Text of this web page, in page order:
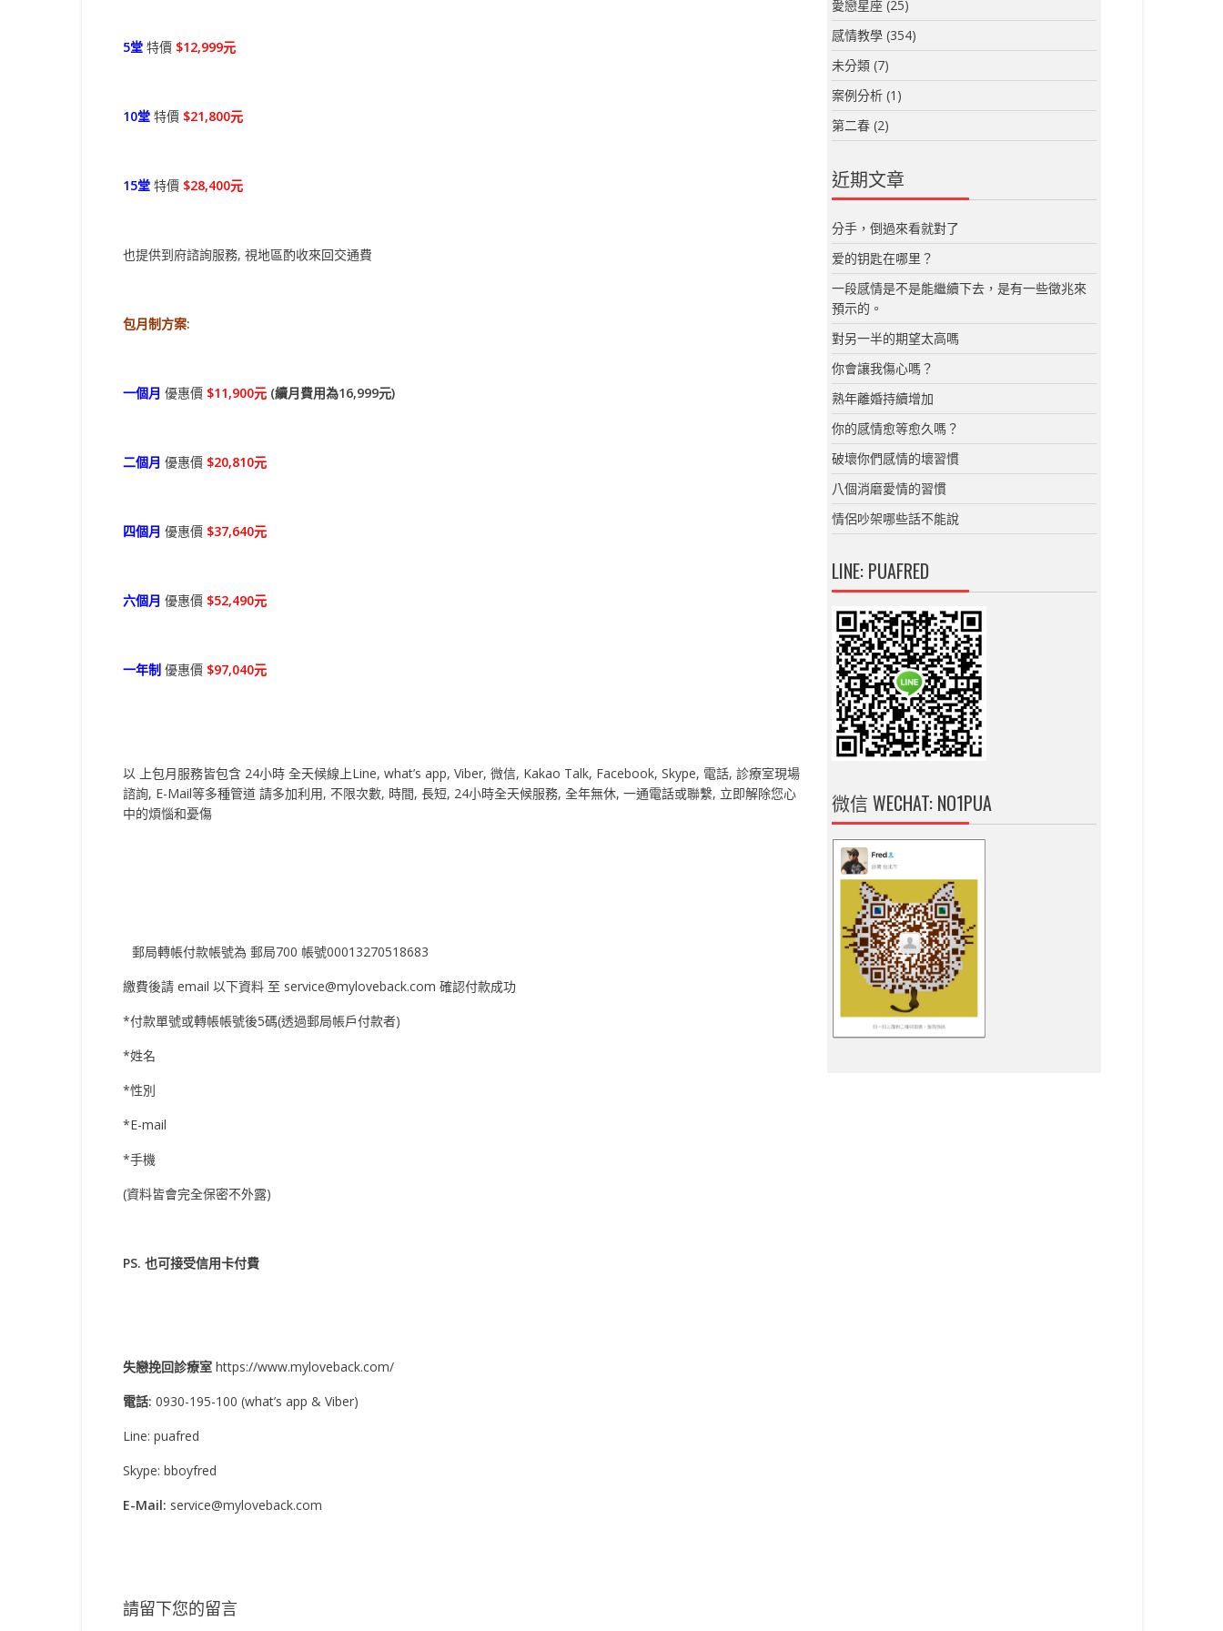
5堂特價 $12,999元
10堂特價 $21,800元
15堂特價 $28,400元
也提供到府諮詢服務, 視地區酌收來回交通費
包月制方案:
一個月 優惠價 $11,900元(續月費用為16,999元)
二個月 優惠價 $20,810元
四個月 優惠價 $37,640元
六個月 優惠價 $52,490元
一年制優惠價 $97,040元
以 上包月服務皆包含 24小時 全天候線上Line, what’s app, Viber, 微信, Kakao Talk, Facebook, Skype, 電話, 診療室現場
諮詢, E-Mail等多種管道 請多加利用, 不限次數, 時間, 長短, 24小時全天候服務, 全年無休, 一通電話或聯繫, 立即解除您心
中的煩惱和憂傷
郵局轉帳付款帳號為 郵局700 帳號00013270518683
繳費後請 email 以下資料 至 service@myloveback.com 確認付款成功
*付款單號或轉帳帳號後5碼(透過郵局帳戶付款者)
*姓名
*性別
*E-mail
*手機
(資料皆會完全保密不外露)
PS. 也可接受信用卡付費
失戀挽回診療室 https://www.myloveback.com/
電話: 0930-195-100 (what’s app & Viber)
Line: puafred
Skype: bboyfred
E-Mail: service@myloveback.com
請留下您的留言
愛戀星座(25)
感情教學(354)
未分類(7)
案例分析(1)
第二春(2)
近期文章
分手，倒過來看就對了
爱的钥匙在哪里？
一段感情是不是能繼續下去，是有一些徵兆來
預示的。
對另一半的期望太高嗎
你會讓我傷心嗎？
熟年離婚持續增加
你的感情愈等愈久嗎？
破壞你們感情的壞習慣
八個消磨愛情的習慣
情侶吵架哪些話不能說
LINE: PUAFRED
微信 WECHAT: NO1PUA